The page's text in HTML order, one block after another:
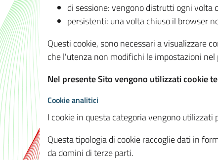
di sessione: vengono distrutti ogni volta
persistenti: una volta chiuso il browser
Questi cookie, sono necessari a visualizzare
che l'utenza non modifichi le impostazioni
Nel presente Sito vengono utilizzati cookie
Cookie analitici
I cookie in questa categoria vengono
Questa tipologia di cookie raccoglie dati in
da domini di terze parti.